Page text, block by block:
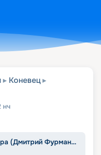
Коневец
нч
Симфония севера (Дмитрий Фурманов)